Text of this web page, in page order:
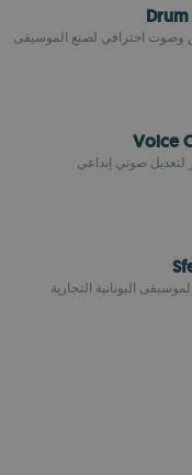
وصوت احترافي لصنع الموسيقى
Voice
اليونانية التجارية